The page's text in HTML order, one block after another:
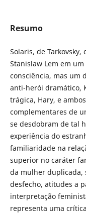
Resumo
Solaris, de
Stanislaw Lem em
consciência, mas um
anti-herói dramático,
trágica, Hary, e
complementares de
se desdobram de tal
experiência do
familiaridade na
superior no caráter
da mulher duplicada,
desfecho, atitudes a
interpretação
representa uma